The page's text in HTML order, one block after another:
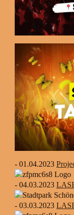
- 01.04.2023
- 04.03.2023
- 03.03.2023